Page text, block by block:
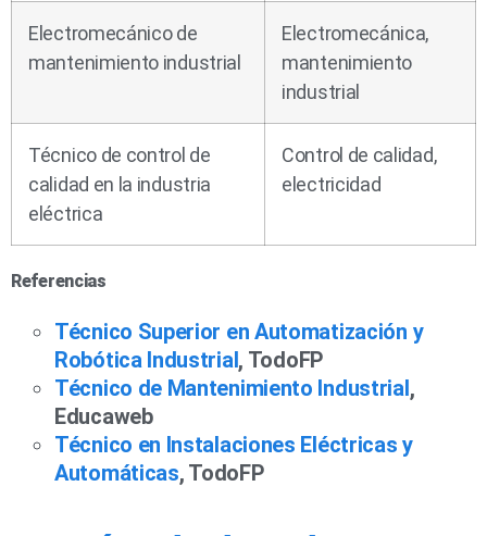
Electromecánico de
mantenimiento industrial
Electromecánica,
mantenimiento
industrial
Técnico de control de
calidad en la industria
eléctrica
Control de calidad,
electricidad
Referencias
Técnico Superior en Automatización y
Robótica Industrial, TodoFP
Técnico de Mantenimiento Industrial,
Educaweb
Técnico en Instalaciones Eléctricas y
Automáticas, TodoFP